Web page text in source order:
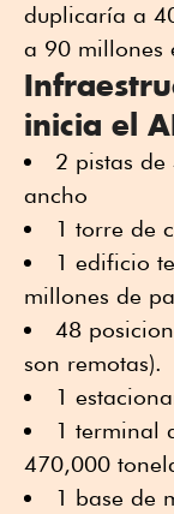
duplicaría a
a 90 millones
inicia el
2 pistas
ancho
1 torre de
1 edificio
millones de
48
son remotas).
1
1 terminal
470,000
1 base de